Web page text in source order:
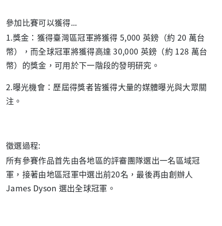
參加比賽可以獲得...
1.獎金：獲得臺灣區冠軍將獲得 5,000 英鎊（約 20 萬台
幣），而全球冠軍將獲得高達 30,000 英鎊（約 128 萬台
幣）的獎金，可用於下一階段的發明研究。
2.曝光機會：歷屆得獎者皆獲得大量的媒體曝光與大眾關
注。
徵選過程:
所有參賽作品首先由各地區的評審團隊選出一名區域冠
軍，接著由地區冠軍中選出前20名，最後再由創辦人
James Dyson 選出全球冠軍。